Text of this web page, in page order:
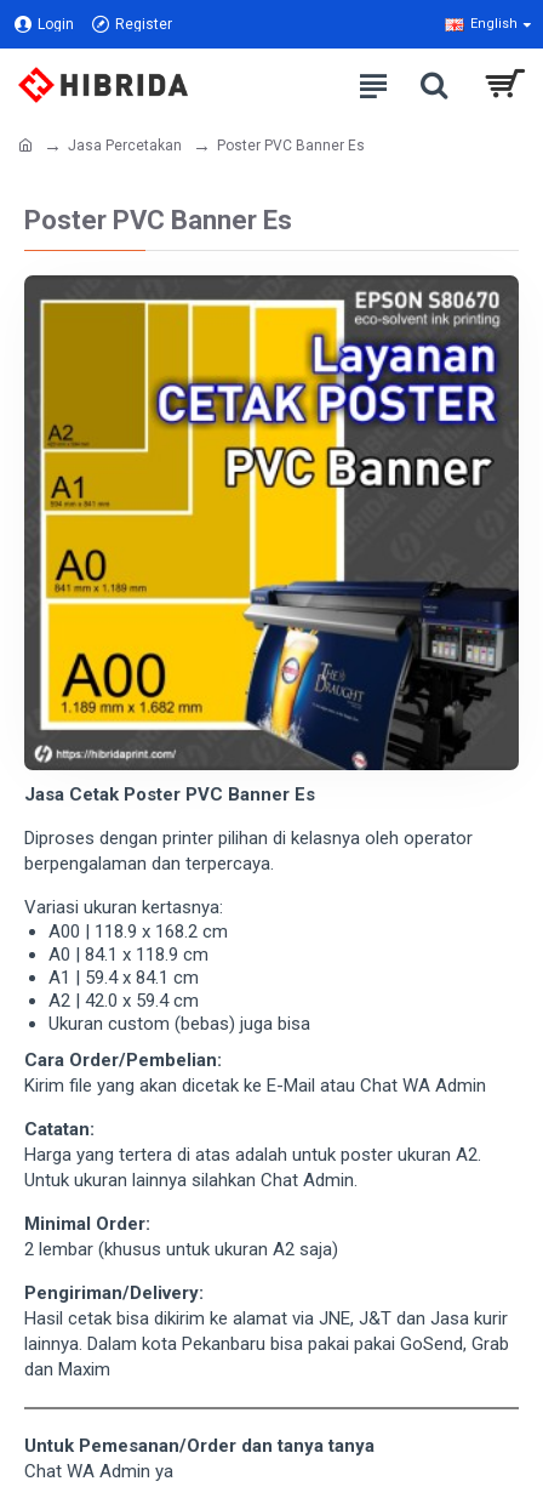
Login Register English
Jasa Percetakan Poster PVC Banner Es
Poster PVC Banner Es
Jasa Cetak Poster PVC Banner Es
Diproses dengan printer pilihan di kelasnya oleh operator
berpengalaman dan terpercaya.
Variasi ukuran kertasnya:
A00 | 118.9 x 168.2 cm
A0 | 84.1 x 118.9 cm
A1 | 59.4 x 84.1 cm
A2 | 42.0 x 59.4 cm
Ukuran custom (bebas) juga bisa
Cara Order/Pembelian:
Kirim file yang akan dicetak ke E-Mail atau Chat WA Admin
Catatan:
Harga yang tertera di atas adalah untuk poster ukuran A2.
Untuk ukuran lainnya silahkan Chat Admin.
Minimal Order:
2 lembar (khusus untuk ukuran A2 saja)
Pengiriman/Delivery:
Hasil cetak bisa dikirim ke alamat via JNE, J&T dan Jasa kurir
lainnya. Dalam kota Pekanbaru bisa pakai pakai GoSend, Grab
dan Maxim
Untuk Pemesanan/Order dan tanya tanya
Chat WA Admin ya